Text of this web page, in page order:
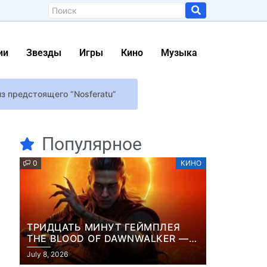
Звезды Игры Кино Музыка
“Nosferatu”
Популярное
0 КИНО
ТРИДЦАТЬ МИНУТ ГЕЙМПЛЕЯ
THE BLOOD OF DAWNWALKER —
ЖУРНАЛИСТЫ ПОКАЗАЛИ
НАЧАЛО НОВОЙ ИГРЫ ОТ
July 8, 2026